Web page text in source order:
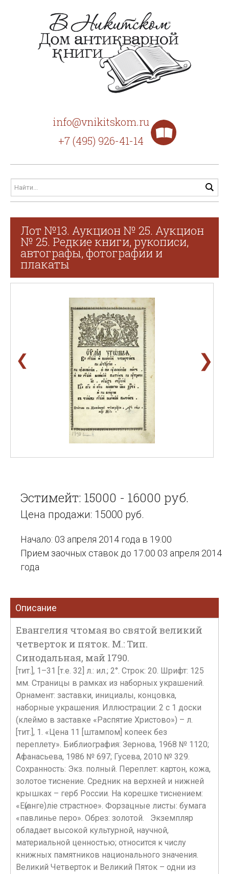
info@vnikitskom.ru
+7 (495) 926-41-14
Лот №13. Аукцион № 25. Аукцион
№ 25. Редкие книги, рукописи,
автографы, фотографии и
плакаты
❮ ❯
Эстимейт: 15000 - 16000 руб.
Цена продажи: 15000 руб.
Начало: 03 апреля 2014 года в 19:00
Прием заочных ставок до 17:00 03 апреля 2014
года
Описание
Евангелия чтомая во святой великий
четверток и пяток. М.: Тип.
Синодальная, май 1790.
[тит.], 1–31 [т.е. 32] л.: ил.; 2°. Строк: 20. Шрифт: 125
мм. Страницы в рамках из наборных украшений.
Орнамент: заставки, инициалы, концовка,
наборные украшения. Иллюстрации: 2 с 1 доски
(клеймо в заставке «Распятие Христово») – л.
[тит.], 1. «Цена 11 [штампом] копеек без
переплету». Библиография: Зернова, 1968 № 1120;
Афанасьева, 1986 № 697; Гусева, 2010 № 329.
Сохранность: Экз. полный. Переплет: картон, кожа,
золотое тиснение. Средник на верхней и нижней
крышках – герб России. На корешке тиснением:
«Еѵ(анге)ліе страстное». Форзацные листы: бумага
«павлинье перо». Обрез: золотой. Экземпляр
обладает высокой культурной, научной,
материальной ценностью; относится к числу
книжных памятников национального значения.
Великий Четверток и Великий Пяток – одни из